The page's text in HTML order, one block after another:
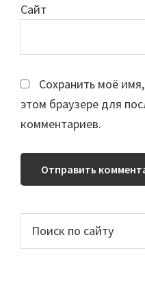
Сайт
Сохранить моё
этом браузере для
комментариев.
Основной
сайдбар